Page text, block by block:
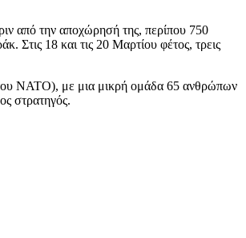
από την αποχώρησή της, περίπου 750
Στις 18 και τις 20 Μαρτίου φέτος, τρεις
του ΝΑΤΟ), με μια μικρή ομάδα 65 ανθρώπων
στρατηγός.